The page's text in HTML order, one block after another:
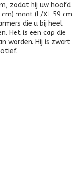
zodat hij uw hoofd
maat (L/XL 59 cm
die u bij heel
Het is een cap die
worden. Hij is zwart